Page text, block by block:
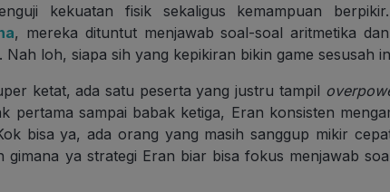
kekuatan fisik sekaligus kemampuan
, mereka dituntut menjawab soal-soal aritmetika
Nah loh, siapa sih yang kepikiran bikin game sesusah
ketat, ada satu peserta yang justru tampil
pertama sampai babak ketiga, Eran konsisten
bisa ya, ada orang yang masih sanggup mikir
gimana ya strategi Eran biar bisa fokus menjawab